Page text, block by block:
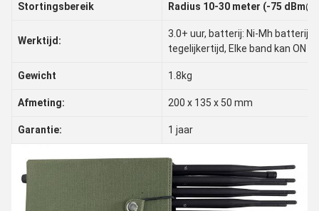
Stortingsbereik Radius 10-30 meter (-75
Werktijd:
3.0+ uur, batterij: Ni-Mh batterij
tegelijkertijd, Elke band kan ON /
Gewicht 1.8kg
Afmeting: 200 x 135 x 50 mm
Garantie: 1 jaar